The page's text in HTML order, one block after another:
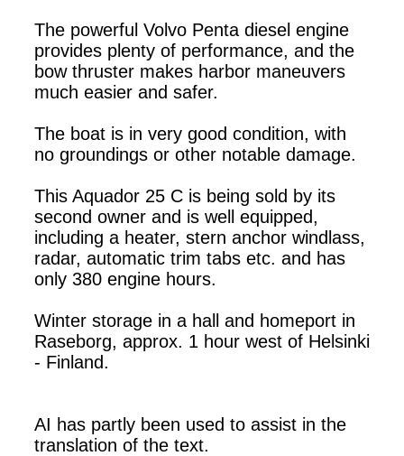
The powerful Volvo Penta diesel engine
provides plenty of performance, and the
bow thruster makes harbor maneuvers
much easier and safer.
The boat is in very good condition, with
no groundings or other notable damage.
This Aquador 25 C is being sold by its
second owner and is well equipped,
including a heater, stern anchor windlass,
radar, automatic trim tabs etc. and has
only 380 engine hours.
Winter storage in a hall and homeport in
Raseborg, approx. 1 hour west of Helsinki
- Finland.
AI has partly been used to assist in the
translation of the text.